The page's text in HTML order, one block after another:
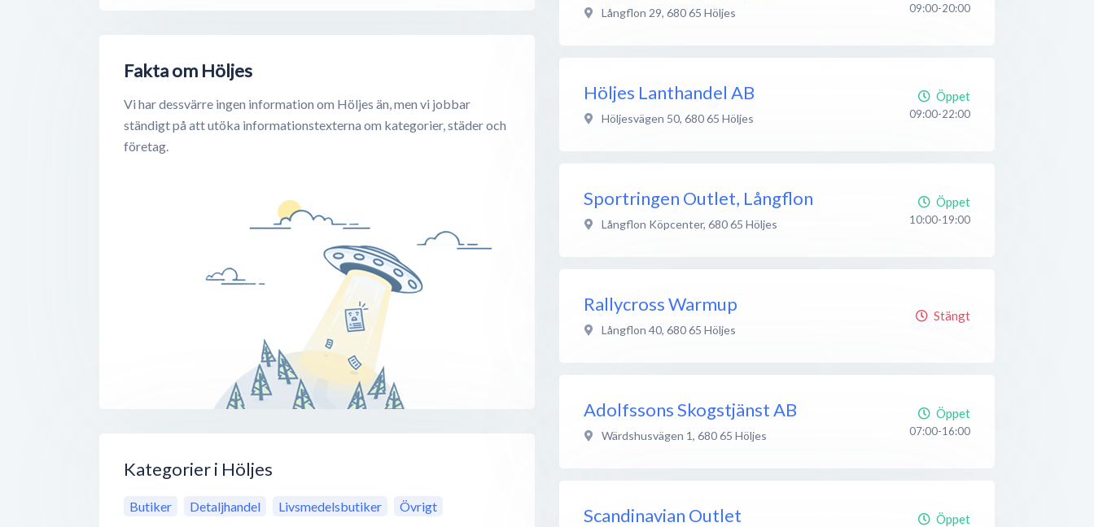
Fakta om Höljes
Vi har dessvärre ingen information om Höljes än, men vi jobbar
ständigt på att utöka informationstexterna om kategorier, städer och
företag.
Kategorier i Höljes
Butiker Detaljhandel Livsmedelsbutiker Övrigt
Långflon 29, 680 65 Höljes 09:00-20:00
Höljes Lanthandel AB
Höljesvägen 50, 680 65 Höljes
Öppet
09:00-22:00
Sportringen Outlet, Långflon
Långflon Köpcenter, 680 65 Höljes
Öppet
10:00-19:00
Rallycross Warmup
Långflon 40, 680 65 Höljes
Stängt
Adolfssons Skogstjänst AB
Wärdshusvägen 1, 680 65 Höljes
Öppet
07:00-16:00
Scandinavian Outlet Öppet